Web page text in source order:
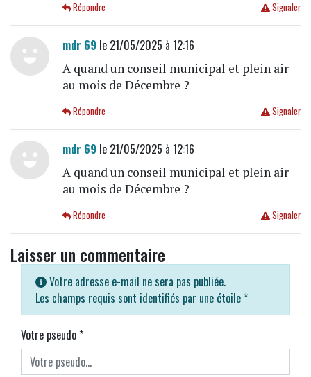
Signaler
Répondre
mdr 69 le 21/05/2025 à 12:16
A quand un conseil municipal et plein air
au mois de Décembre ?
Signaler
Répondre
mdr 69 le 21/05/2025 à 12:16
A quand un conseil municipal et plein air
au mois de Décembre ?
Signaler
Répondre
Laisser un commentaire
Votre adresse e-mail ne sera pas publiée.
Les champs requis sont identifiés par une étoile *
Votre pseudo*